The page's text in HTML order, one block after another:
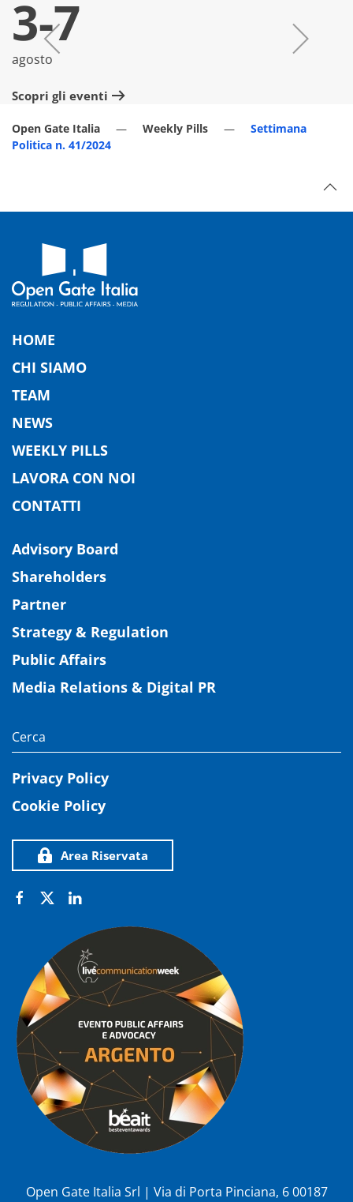
3-7
agosto
Scopri gli eventi
Open Gate Italia Weekly Pills
Settimana
Politica n. 41/2024
HOME
CHI SIAMO
TEAM
NEWS
WEEKLY PILLS
LAVORA CON NOI
CONTATTI
Advisory Board
Shareholders
Partner
Strategy & Regulation
Public Affairs
Media Relations & Digital PR
Privacy Policy
Cookie Policy
Area Riservata
Open Gate Italia Srl | Via di Porta Pinciana, 6 00187